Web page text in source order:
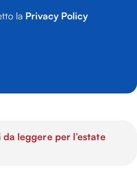
la Privacy Policy
leggere per l’estate